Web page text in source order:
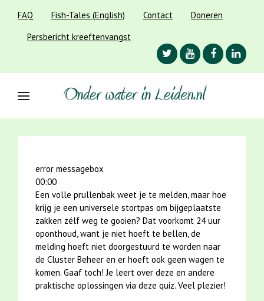
FAQ Fish-Tales (English) Contact
Doneren
Persbericht kreeftenvangst
error messagebox
00:00
Een volle prullenbak weet je te melden, maar hoe
krijg je een universele stortpas om bijgeplaatste
zakken zélf weg te gooien? Dat voorkomt 24 uur
oponthoud, want je niet hoeft te bellen, de
melding hoeft niet doorgestuurd te worden naar
de Cluster Beheer en er hoeft ook geen wagen te
komen. Gaaf toch! Je leert over deze en andere
praktische oplossingen via deze quiz. Veel plezier!